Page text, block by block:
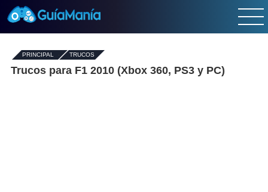
PRINCIPAL - TRUCOS
Trucos para F1 2010 (Xbox 360, PS3 y PC)